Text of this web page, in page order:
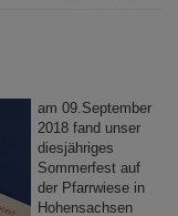
am 09.September
2018 fand unser
diesjähriges
Sommerfest auf
der Pfarrwiese in
Hohensachsen